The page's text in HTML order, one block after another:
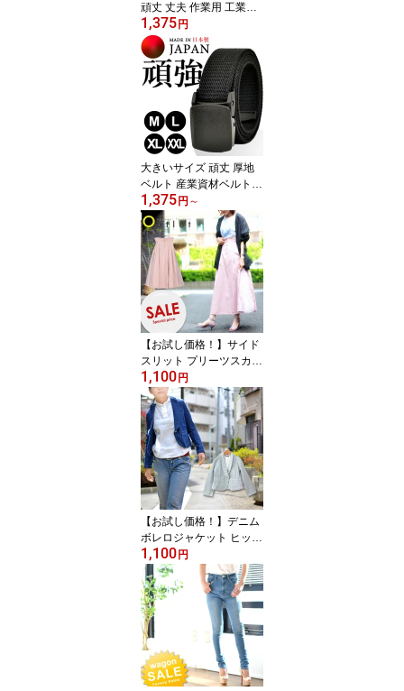
頑丈 丈夫 作業用 工業用
耐久性 スリングベルト
非金属バックル YKK プ
ラスチック 40mm 穴なし
フリーサイズ 調整可能
メンズ アウトドア 自衛
隊 金属アレルギー 岡山
製
1,375 円
大きいサイズ 頑丈 厚地
ベルト 産業資材ベルト
丈夫 作業用 工業用 日本
製 綿混紡ベルト GIベル
ト ガチャベルト 非金属
バックル YKK 32mm フ
リーサイズ 金属アレルギ
ー 岡山製 (ブラック)
1,375 円 ～
【お試し価格！】サイド
スリット プリーツスカー
ト マキシスカート ロン
グスカート レディース
ロングシーズン プリーツ
切替 ウエストゴム フロ
ントジップ ピンク フリ
ーサイズ 送料無料
1,100 円
【お試し価格！】デニム
ボレロジャケット ヒッコ
リーストライプショート
丈ジャケット レディース
ショールカラー1つボタ
ンジャケット
1,100 円